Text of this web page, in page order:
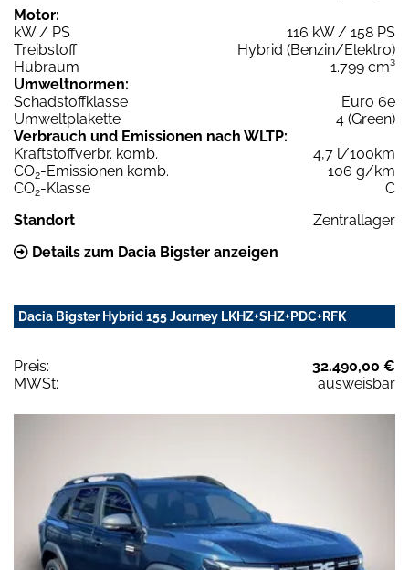
Motor:
kW / PS
116 kW / 158 PS
Treibstoff
Hybrid (Benzin/Elektro)
Hubraum
1.799 cm³
Umweltnormen:
Schadstoffklasse
Euro 6e
Umweltplakette
4 (Green)
Verbrauch und Emissionen nach WLTP:
Kraftstoffverbr. komb.
4,7 l/100km
CO2-Emissionen komb.
106 g/km
CO2-Klasse
C
Standort
Zentrallager
Details zum Dacia Bigster anzeigen
Dacia Bigster Hybrid 155 Journey LKHZ+SHZ+PDC+RFK
Preis:
32.490,00 €
MWSt:
ausweisbar